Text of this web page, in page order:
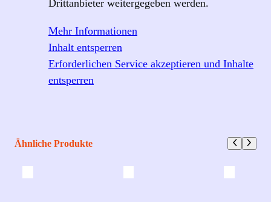
Drittanbieter weitergegeben werden.
Mehr Informationen
Inhalt entsperren
Erforderlichen Service akzeptieren und Inhalte
entsperren
Ähnliche Produkte